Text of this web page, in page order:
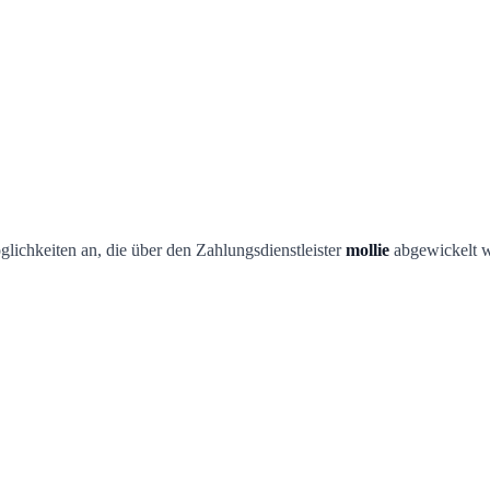
an, die über den Zahlungsdienstleistermollie abgewickelt